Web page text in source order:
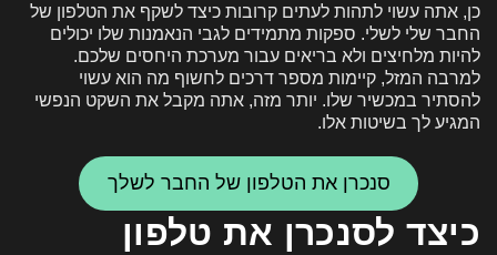
כן, אתה עשוי לתהות לעתים קרובות כיצד לשקף את הטלפון של
החבר שלי לשלי. ספקות מתמידים לגבי הנאמנות שלו יכולים
להיות מלחיצים ולא בריאים עבור מערכת היחסים שלכם.
למרבה המזל, קיימות מספר דרכים לחשוף מה הוא עשוי
להסתיר במכשיר שלו. יותר מזה, אתה מקבל את השקט הנפשי
המגיע לך בשיטות אלו.
סנכרן את הטלפון של החבר לשלך
כיצד לסנכרן את טלפון